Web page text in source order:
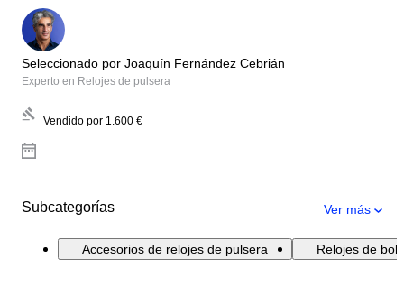
Seleccionado por Joaquín Fernández Cebrián
Experto en Relojes de pulsera
Vendido por 1.600 €
Subcategorías Ver más
Accesorios de relojes de pulsera Relojes de